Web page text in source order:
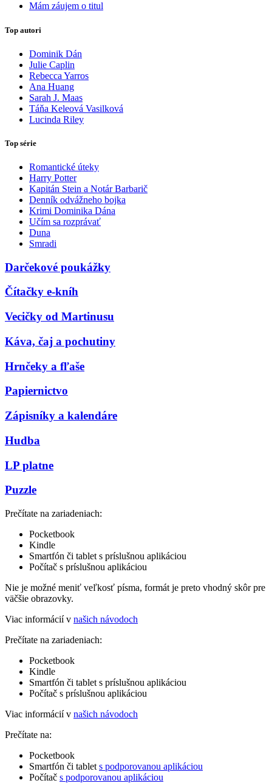
Mám záujem o titul
Top autori
Dominik Dán
Julie Caplin
Rebecca Yarros
Ana Huang
Sarah J. Maas
Táňa Keleová Vasilková
Lucinda Riley
Top série
Romantické úteky
Harry Potter
Kapitán Stein a Notár Barbarič
Denník odvážneho bojka
Krimi Dominika Dána
Učím sa rozprávať
Duna
Smradi
Darčekové poukážky
Čítačky e-kníh
Vecičky od Martinusu
Káva, čaj a pochutiny
Hrnčeky a fľaše
Papiernictvo
Zápisníky a kalendáre
Hudba
LP platne
Puzzle
Prečítate na zariadeniach:
Pocketbook
Kindle
Smartfón či tablet s príslušnou aplikáciou
Počítač s príslušnou aplikáciou
Nie je možné meniť veľkosť písma, formát je preto vhodný skôr pre
väčšie obrazovky.
Viac informácií v našich návodoch
Prečítate na zariadeniach:
Pocketbook
Kindle
Smartfón či tablet s príslušnou aplikáciou
Počítač s príslušnou aplikáciou
Viac informácií v našich návodoch
Prečítate na:
Pocketbook
Smartfón či tablet s podporovanou aplikáciou
Počítač s podporovanou aplikáciou